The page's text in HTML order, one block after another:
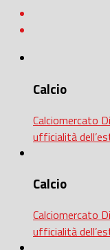
Calcio
Calciomercato
ufficialità
Calcio
Calciomercato
ufficialità